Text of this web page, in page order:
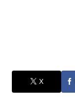
X